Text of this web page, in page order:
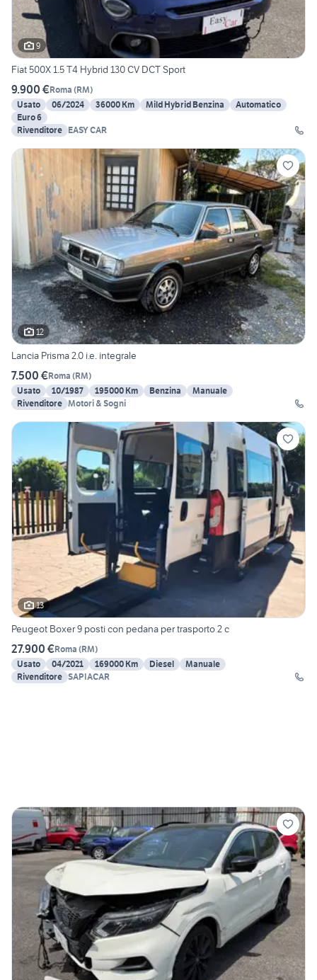
9
Fiat 500X 1.5 T4 Hybrid 130 CV DCT Sport
9.900 €Roma (RM)
Usato
06/2024 36000 Km Mild Hybrid Benzina
Automatico
Euro 6
Rivenditore EASY CAR
12
Lancia Prisma 2.0 i.e. integrale
7.500 €Roma (RM)
Usato
10/1987 195000 Km Benzina
Manuale
Rivenditore Motori & Sogni
13
Peugeot Boxer 9 posti con pedana per trasporto 2 c
27.900 €Roma (RM)
Usato
04/2021 169000 Km Diesel
Manuale
Rivenditore SAPIACAR